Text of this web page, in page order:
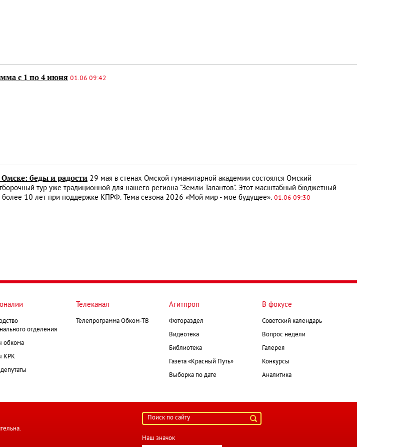
с 1 по 4 июня 01.06 09:42
беды и радости 29 мая в стенах Омской гуманитарной академии состоялся Омский
тур уже традиционной для нашего региона "Земли Талантов". Этот масштабный бюджетный
более 10 лет при поддержке КПРФ. Тема сезона 2026 «Мой мир - мое будущее». 01.06 09:30
отделения
обкома
КРК
Телеканал
Телепрограмма Обком-ТВ
Агитпроп
Фотораздел
Видеотека
Библиотека
Газета «Красный Путь»
Выборка по дате
В фокусе
Советский календарь
Вопрос недели
Галерея
Конкурсы
Аналитика
Наш значок